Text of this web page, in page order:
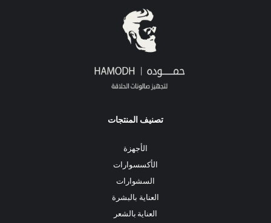
تصنيف المنتجات
الأجهزة
الأكسسوارات
السشوارات
العناية بالبشرة
العناية بالشعر